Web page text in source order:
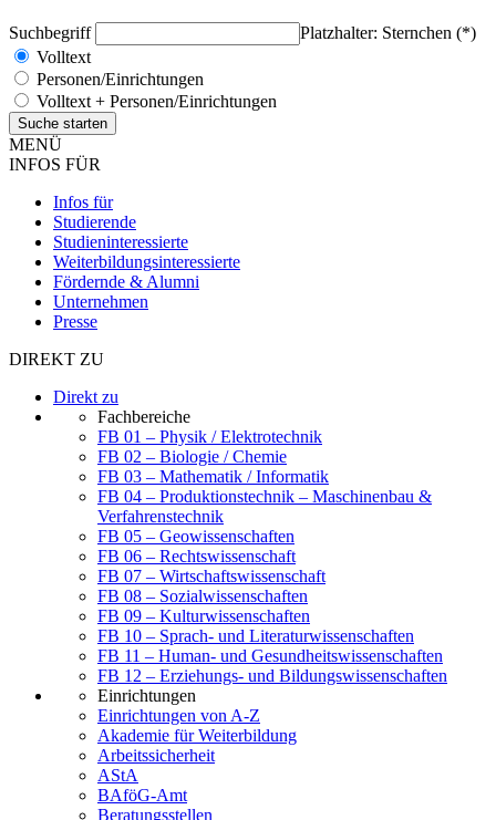
Suchbegriff
Platzhalter: Sternchen (*)
Volltext
Personen/Einrichtungen
Volltext + Personen/Einrichtungen
MENÜ
INFOS FÜR
Infos für
Studierende
Studieninteressierte
Weiterbildungsinteressierte
Fördernde & Alumni
Unternehmen
Presse
DIREKT ZU
Direkt zu
Fachbereiche
FB 01 – Physik / Elektrotechnik
FB 02 – Biologie / Chemie
FB 03 – Mathematik / Informatik
FB 04 – Produktionstechnik – Maschinenbau &
Verfahrenstechnik
FB 05 – Geowissenschaften
FB 06 – Rechtswissenschaft
FB 07 – Wirtschaftswissenschaft
FB 08 – Sozialwissenschaften
FB 09 – Kulturwissenschaften
FB 10 – Sprach- und Literaturwissenschaften
FB 11 – Human- und Gesundheitswissenschaften
FB 12 – Erziehungs- und Bildungswissenschaften
Einrichtungen
Einrichtungen von A-Z
Akademie für Weiterbildung
Arbeitssicherheit
AStA
BAföG-Amt
Beratungsstellen